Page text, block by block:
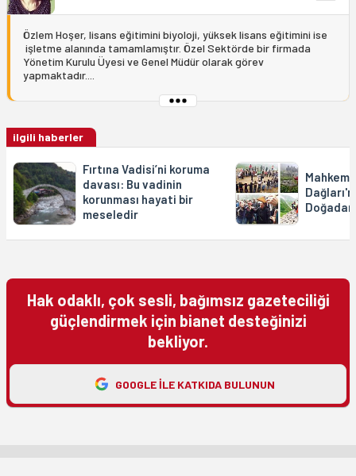
Özlem Hoşer, lisans eğitimini biyoloji, yüksek lisans eğitimini ise
işletme alanında tamamlamıştır. Özel Sektörde bir firmada
Yönetim Kurulu Üyesi ve Genel Müdür olarak görev
yapmaktadır....
ilgili haberler
Fırtına Vadisi’ni koruma
davası: Bu vadinin
korunması hayati bir
meseledir
Hak odaklı, çok sesli, bağımsız gazeteciliği
güçlendirmek için bianet desteğinizi
bekliyor.
GOOGLE ILE KATKIDA BULUNUN